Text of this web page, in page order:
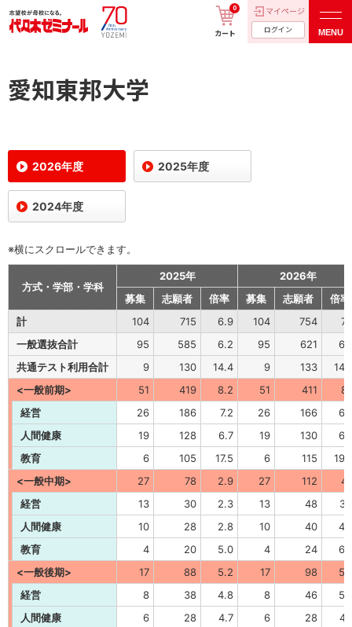
カート
0 マイページ
ログイン MENU
愛知東邦大学
2026年度 2025年度
2024年度
※横にスクロールできます。
方式・学部・学科
2025年
2026年
募集
志願者 倍率 募集 志願者
倍率
計
104 715 6.9 104 754
一般選抜合計
95 585 6.2 95 621
共通テスト利用合計
9 130 14.4 9 133
<一般前期>
51 419 8.2 51 411
経営
26 186 7.2 26 166
人間健康
19 128 6.7 19 130
教育
6 105 17.5 6 115
<一般中期>
27 78 2.9 27 112
経営
13 30 2.3 13 48
人間健康
10 28 2.8 10 40
教育
4 20 5.0 4 24
<一般後期>
17 88 5.2 17 98
経営
8 38 4.8 8 46
人間健康
6 28 4.7 6 28